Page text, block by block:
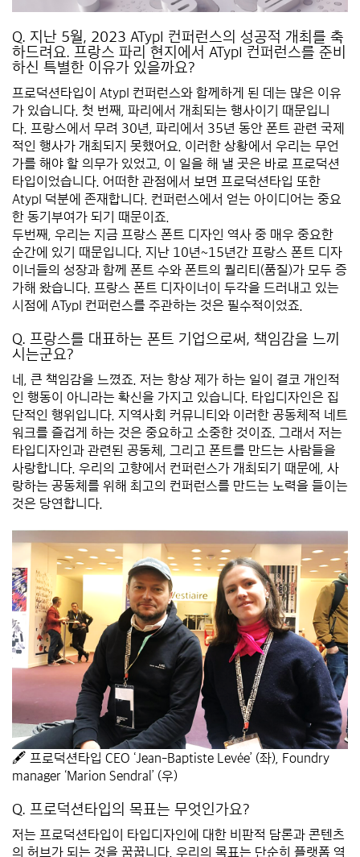
Q. 지난 5월, 2023 ATypI 컨퍼런스의 성공적 개최를 축
하드려요. 프랑스 파리 현지에서 ATypI 컨퍼런스를 준비
하신 특별한 이유가 있을까요?
프로덕션타입이 AtypI 컨퍼런스와 함께하게 된 데는 많은 이유
가 있습니다. 첫 번째, 파리에서 개최되는 행사이기 때문입니
다. 프랑스에서 무려 30년, 파리에서 35년 동안 폰트 관련 국제
적인 행사가 개최되지 못했어요. 이러한 상황에서 우리는 무언
가를 해야 할 의무가 있었고, 이 일을 해 낼 곳은 바로 프로덕션
타입이었습니다. 어떠한 관점에서 보면 프로덕션타입 또한
AtypI 덕분에 존재합니다. 컨퍼런스에서 얻는 아이디어는 중요
한 동기부여가 되기 때문이죠.
두번째, 우리는 지금 프랑스 폰트 디자인 역사 중 매우 중요한
순간에 있기 때문입니다. 지난 10년~15년간 프랑스 폰트 디자
이너들의 성장과 함께 폰트 수와 폰트의 퀄리티(품질)가 모두 증
가해 왔습니다. 프랑스 폰트 디자이너이 두각을 드러내고 있는
시점에 ATypI 컨퍼런스를 주관하는 것은 필수적이었죠.
Q. 프랑스를 대표하는 폰트 기업으로써, 책임감을 느끼
시는군요?
네, 큰 책임감을 느꼈죠. 저는 항상 제가 하는 일이 결코 개인적
인 행동이 아니라는 확신을 가지고 있습니다. 타입디자인은 집
단적인 행위입니다. 지역사회 커뮤니티와 이러한 공동체적 네트
워크를 즐겁게 하는 것은 중요하고 소중한 것이죠. 그래서 저는
타입디자인과 관련된 공동체, 그리고 폰트를 만드는 사람들을
사랑합니다. 우리의 고향에서 컨퍼런스가 개최되기 때문에, 사
랑하는 공동체를 위해 최고의 컨퍼런스를 만드는 노력을 들이는
것은 당연합니다.
🖋 프로덕션타입 CEO ‘ Jean-Baptiste Levée’ (좌),
Foundry
manager ‘Marion Sendral’ (우)
Q. 프로덕션타입의 목표는 무엇인가요?
저는 프로덕션타입이 타입디자인에 대한 비판적 담론과 콘텐츠
의 허브가 되는 것을 꿈꿉니다. 우리의 목표는 단순히 플랫폼 역